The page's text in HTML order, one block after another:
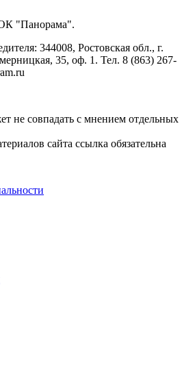
"Панорама".
344008, Ростовская обл., г.
35, оф. 1. Тел. 8 (863) 267-
не совпадать с мнением отдельных
сайта ссылка обязательна